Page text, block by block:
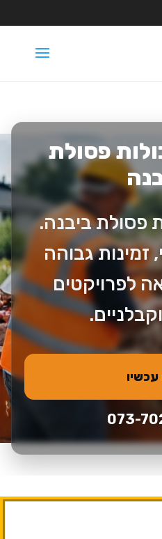
פסולת
פסולת ביבנה.
זמינות גבוהה
לפרויקטים
עכשיו
073-